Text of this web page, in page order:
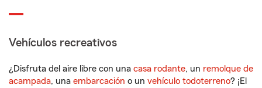
Vehículos recreativos
¿Disfruta del aire libre con una casa rodante, un remolque de
acampada, una embarcación o un vehículo todoterreno? ¡El